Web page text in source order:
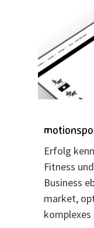
Erfolg
Fitness
Business
market,
komplexes